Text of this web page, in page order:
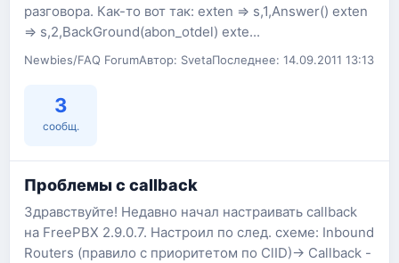
разговора. Как-то вот так: exten => s,1,Answer() exten
=> s,2,BackGround(abon_otdel) exte...
Newbies/FAQ ForumАвтор: SvetaПоследнее: 14.09.2011 13:13
3
сообщ.
Проблемы с callback
Здравствуйте! Недавно начал настраивать callback
на FreePBX 2.9.0.7. Настроил по след. схеме: Inbound
Routers (правило с приоритетом по ClID)-> Callback -